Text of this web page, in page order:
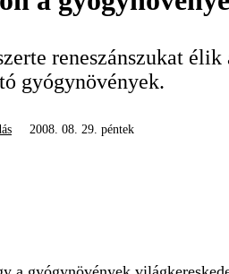
reneszánszukat élik
gyógynövények.
2008. 08. 29. péntek